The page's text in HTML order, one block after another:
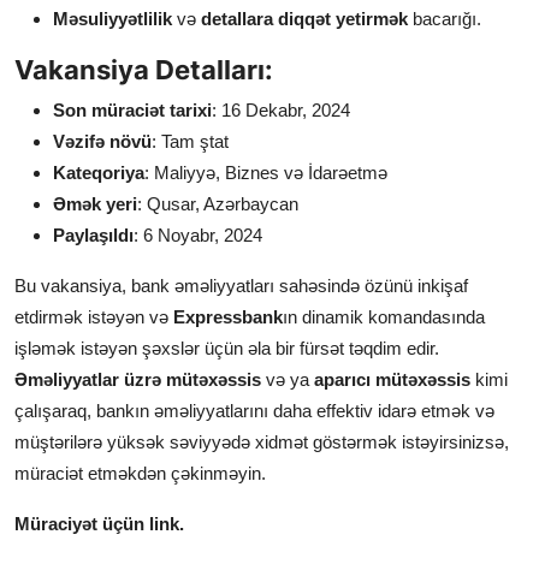
Məsuliyyətlilik və detallara diqqət yetirmək bacarığı.
Vakansiya Detalları:
Son müraciət tarixi: 16 Dekabr, 2024
Vəzifə növü: Tam ştat
Kateqoriya: Maliyyə, Biznes və İdarəetmə
Əmək yeri: Qusar, Azərbaycan
Paylaşıldı: 6 Noyabr, 2024
Bu vakansiya, bank əməliyyatları sahəsində özünü inkişaf
etdirmək istəyən və Expressbankın dinamik komandasında
işləmək istəyən şəxslər üçün əla bir fürsət təqdim edir.
Əməliyyatlar üzrə mütəxəssis və ya aparıcı mütəxəssis kimi
çalışaraq, bankın əməliyyatlarını daha effektiv idarə etmək və
müştərilərə yüksək səviyyədə xidmət göstərmək istəyirsinizsə,
müraciət etməkdən çəkinməyin.
Müraciyət üçün link.